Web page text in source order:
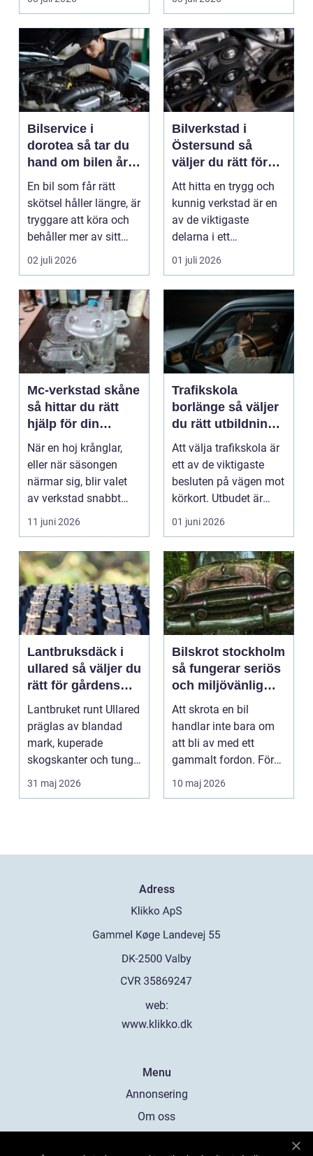
på vä...
Bilservice i
dorotea så tar du
hand om bilen året
runt
En bil som får rätt
skötsel håller längre, är
tryggare att köra och
behåller mer av sitt
värde. I no...
02 juli 2026
Bilverkstad i
Östersund så
väljer du rätt för
din bil
Att hitta en trygg och
kunnig verkstad är en
av de viktigaste
delarna i ett
problemfritt bilägande.
01 juli 2026
Mc-verkstad skåne
så hittar du rätt
hjälp för din
motorcykel
När en hoj krånglar,
eller när säsongen
närmar sig, blir valet
av verkstad snabbt
avgörande. En MC-v...
11 juni 2026
Trafikskola
borlänge så väljer
du rätt utbildning
mot körkort
Att välja trafikskola är
ett av de viktigaste
besluten på vägen mot
körkort. Utbudet är
stort, prise...
01 juni 2026
Lantbruksdäck i
ullared så väljer du
rätt för gårdens
behov
Lantbruket runt Ullared
präglas av blandad
mark, kuperade
skogskanter och tunga
arbetsmoment.
Däckva...
31 maj 2026
Bilskrot stockholm
så fungerar seriös
och miljövänlig
bilskrotning
Att skrota en bil
handlar inte bara om
att bli av med ett
gammalt fordon. För
bilägare i och runt St...
10 maj 2026
Adress
web:
www.klikko.dk
Menu
Annonsering
Om oss